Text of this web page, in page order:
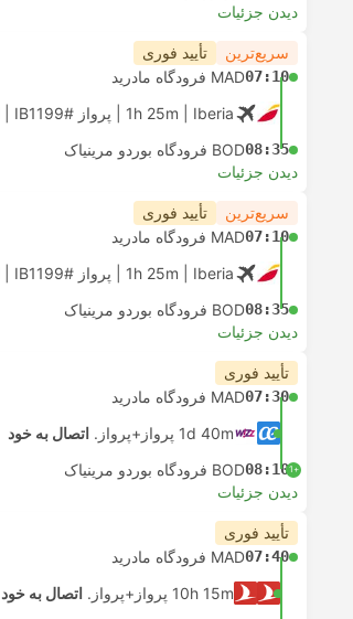
دیدن جزئیات
سریع‌ترین تأیید فوری
07:10MAD فرودگاه مادرید
1h 25m | Iberia پرواز #IB1199
08:35BOD فرودگاه بوردو مرینیاک
دیدن جزئیات
سریع‌ترین تأیید فوری
07:10MAD فرودگاه مادرید
1h 25m | Iberia پرواز #IB1199
08:35BOD فرودگاه بوردو مرینیاک
دیدن جزئیات
تأیید فوری
07:30MAD فرودگاه مادرید
1d 40m پرواز+پرواز.
اتصال به خود
+1
08:10BOD فرودگاه بوردو مرینیاک
دیدن جزئیات
تأیید فوری
07:40MAD فرودگاه مادرید
10h 15m پرواز+پرواز.
اتصال به خود